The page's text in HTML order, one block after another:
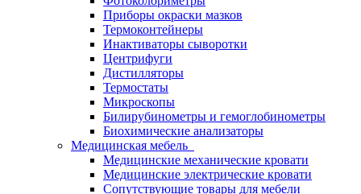
Приборы окраски мазков
Термоконтейнеры
Инактиваторы сыворотки
Центрифуги
Дистилляторы
Термостаты
Микроскопы
Билирубинометры и гемоглобинометры
Биохимические анализаторы
Медицинская мебель
Медицинские механические кровати
Медицинские электрические кровати
Сопутствующие товары для мебели